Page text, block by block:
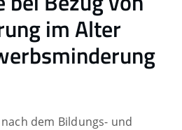
im Alter
dem Bildungs- und